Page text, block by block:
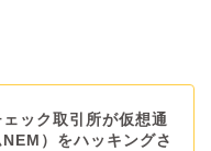
ェック取引所が仮想通
）をハッキングさ